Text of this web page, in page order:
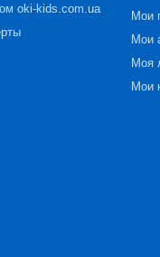
oki-kids.com.ua
Мои
Мои
Моя
Мои